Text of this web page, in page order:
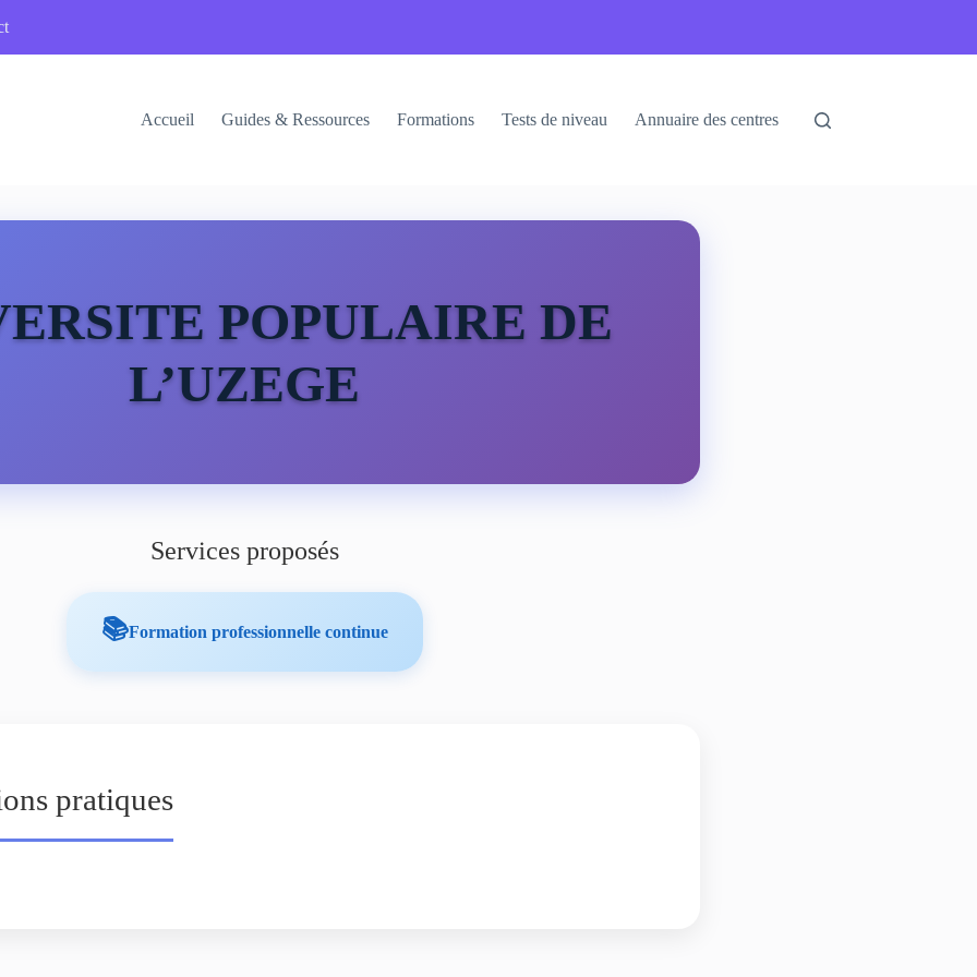
Accueil Guides & Ressources Formations Tests de niveau Annuaire des centres
POPULAIRE DE
L’UZEGE
Services proposés
📚Formation professionnelle continue
pratiques